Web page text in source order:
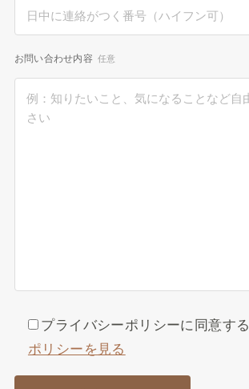
お問い合わせ内容 任意
プライバシーポリシーに同意する
ポリシーを見る